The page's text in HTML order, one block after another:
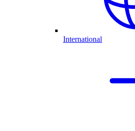
International